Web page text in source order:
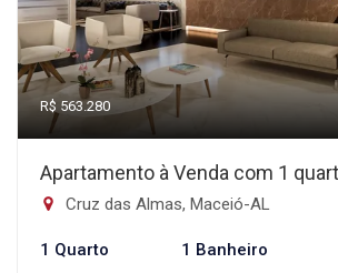
R$ 563.280
Apartamento à Venda com 1
Cruz das Almas, Maceió-AL
1 Quarto 1 Banheiro